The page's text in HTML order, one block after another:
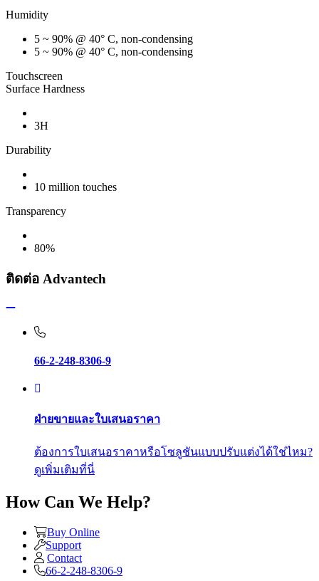
Humidity
5 ~ 90% @ 40° C, non-condensing
5 ~ 90% @ 40° C, non-condensing
Touchscreen
Surface Hardness
3H
Durability
10 million touches
Transparency
80%
ติดต่อ Advantech
66-2-248-8306-9
ฝ่ายขายและใบเสนอราคา
ต้องการใบเสนอราคาหรือโซลูชันแบบปรับแต่งได้ใช่ไหม?
ดูเพิ่มเติมที่นี่
How Can We Help?
Buy Online
Support
Contact
66-2-248-8306-9